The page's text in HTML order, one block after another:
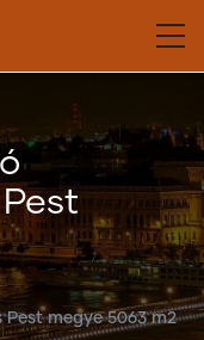
megye 5063 m2